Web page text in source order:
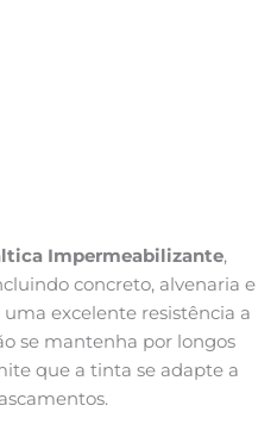
Impermeabilizante,
concreto, alvenaria e
excelente resistência a
se mantenha por longos
que a tinta se adapte a